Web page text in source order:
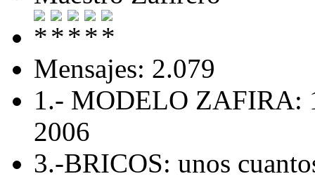
Mensajes: 2.079
1.- MODELO ZAFIRA:
2006
3.-BRICOS: unos